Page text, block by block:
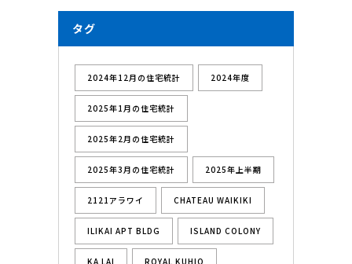
タグ
2024年12月の住宅統計 2024年度
2025年1月の住宅統計
2025年2月の住宅統計
2025年3月の住宅統計 2025年上半期
2121アラワイ CHATEAU WAIKIKI
ILIKAI APT BLDG ISLAND COLONY
KA LAI ROYAL KUHIO